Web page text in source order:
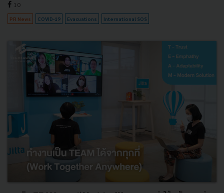
10
PR News COVID-19 Evacuations International SOS